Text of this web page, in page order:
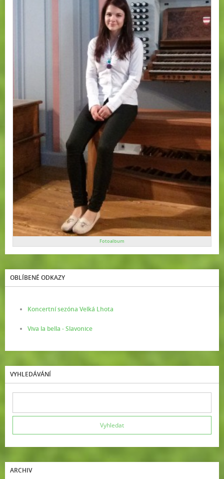
Fotoalbum
OBLÍBENÉ ODKAZY
Koncertní sezóna Velká Lhota
Viva la bella - Slavonice
VYHLEDÁVÁNÍ
ARCHIV